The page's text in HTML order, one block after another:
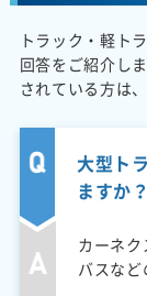
トラック・軽ト
回答をご紹介し
されている方は
大型ト
ますか？
カーネク
バスな